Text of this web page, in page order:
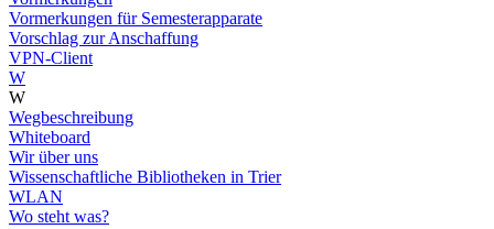
Vormerkungen für Semesterapparate
Vorschlag zur Anschaffung
VPN-Client
W
W
Wegbeschreibung
Whiteboard
Wir über uns
Wissenschaftliche Bibliotheken in Trier
WLAN
Wo steht was?